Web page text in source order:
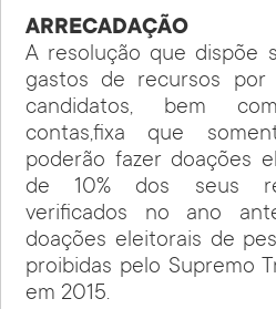
ARRECADAÇÃO
A resolução que dispõe
gastos de recursos
candidatos, bem
contas,fixa que
poderão fazer doações
de 10% dos seus
verificados no ano
doações eleitorais de
proibidas pelo Supremo
em 2015.